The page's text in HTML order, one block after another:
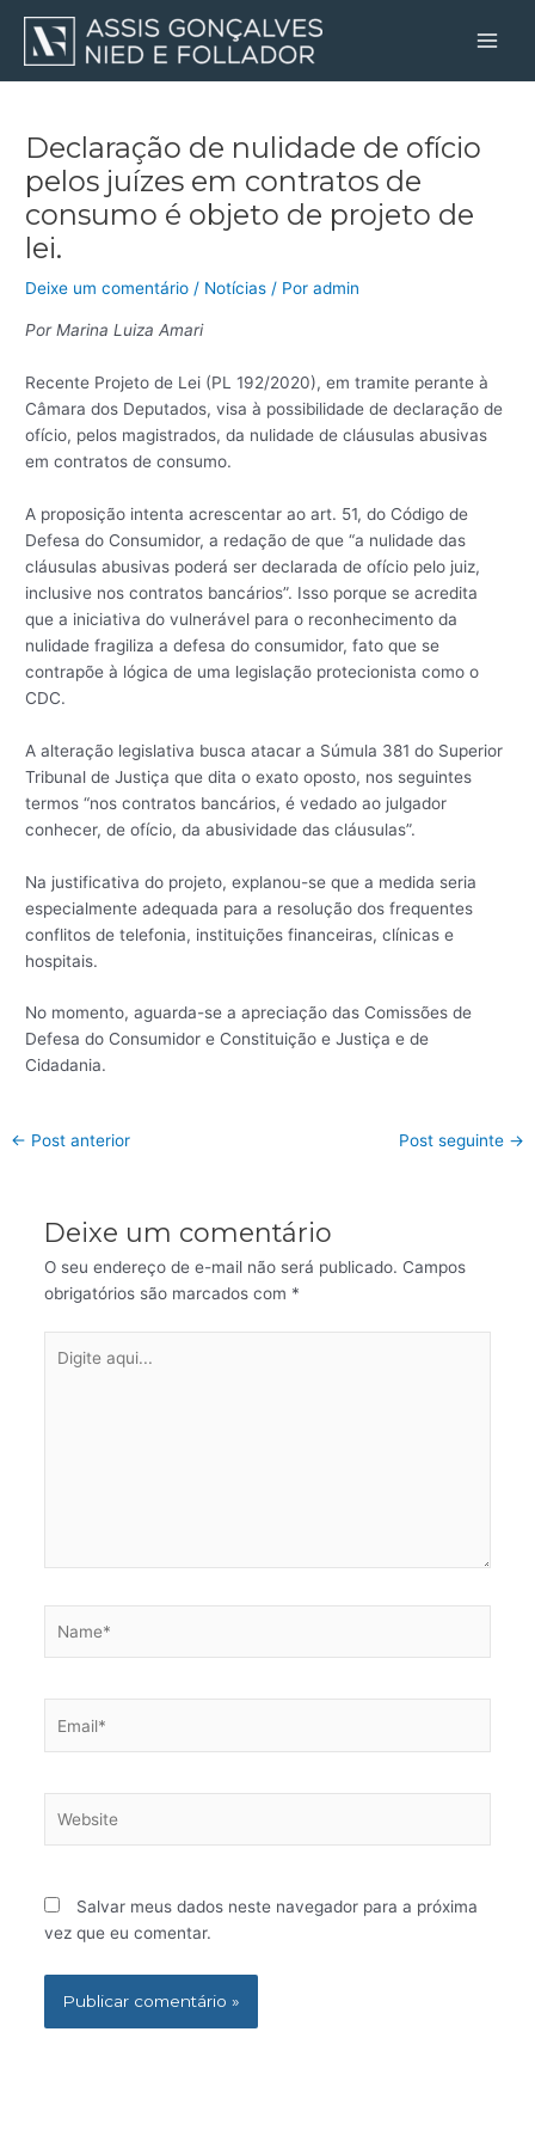
Declaração de nulidade de ofício
pelos juízes em contratos de
consumo é objeto de projeto de
lei.
Deixe um comentário / Notícias / Poradmin
Por Marina Luiza Amari
Recente Projeto de Lei (PL 192/2020), em tramite perante à
Câmara dos Deputados, visa à possibilidade de declaração de
ofício, pelos magistrados, da nulidade de cláusulas abusivas
em contratos de consumo.
A proposição intenta acrescentar ao art. 51, do Código de
Defesa do Consumidor, a redação de que “a nulidade das
cláusulas abusivas poderá ser declarada de ofício pelo juiz,
inclusive nos contratos bancários”. Isso porque se acredita
que a iniciativa do vulnerável para o reconhecimento da
nulidade fragiliza a defesa do consumidor, fato que se
contrapõe à lógica de uma legislação protecionista como o
CDC.
A alteração legislativa busca atacar a Súmula 381 do Superior
Tribunal de Justiça que dita o exato oposto, nos seguintes
termos “nos contratos bancários, é vedado ao julgador
conhecer, de ofício, da abusividade das cláusulas”.
Na justificativa do projeto, explanou-se que a medida seria
especialmente adequada para a resolução dos frequentes
conflitos de telefonia, instituições financeiras, clínicas e
hospitais.
No momento, aguarda-se a apreciação das Comissões de
Defesa do Consumidor e Constituição e Justiça e de
Cidadania.
navigation
← Post anterior Post seguinte →
Deixe um comentário
O seu endereço de e-mail não será publicado. Campos
obrigatórios são marcados com *
aqui...
Salvar meus dados neste navegador para a próxima
vez que eu comentar.